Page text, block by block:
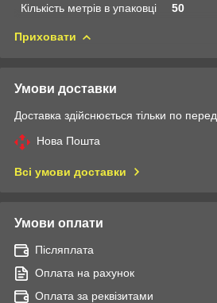
Кількість метрів в упаковці
50
Приховати
Умови доставки
Доставка здійснюється тільки по
Нова Пошта
Всі умови доставки
Умови оплати
Післяплата
Оплата на рахунок
Оплата за реквізитами